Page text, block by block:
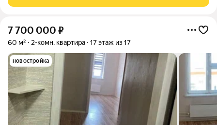
7 700 000 ₽
60 м² 2-комн. квартира 17 этаж из 17
новостройка